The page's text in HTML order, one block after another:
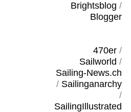
Brightsblog /
Blogger
470er/
Sailworld /
Sailing-News.ch
/ Sailinganarchy
/
SailingIllustrated